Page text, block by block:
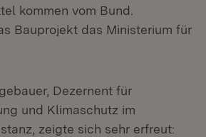
kommen vom Bund.
Bauprojekt das Ministerium für
Dezernent für
und Klimaschutz im
zeigte sich sehr erfreut: